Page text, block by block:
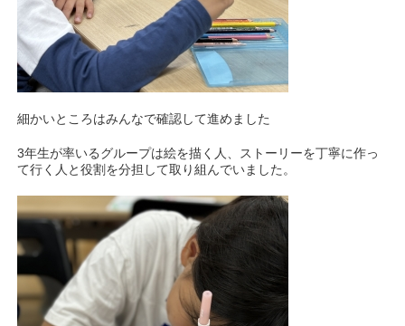
細かいところはみんなで確認して進めました
3年生が率いるグループは絵を描く人、ストーリーを丁寧に作っ
て行く人と役割を分担して取り組んでいました。